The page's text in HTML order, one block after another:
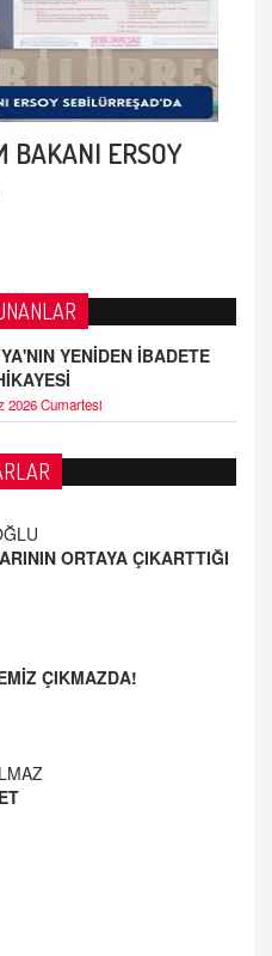
BAKANI ERSOY
YENİDEN İBADETE
2026 Cumartesi
ÇIKMAZDA!
ORTAYA ÇIKARTTIĞI